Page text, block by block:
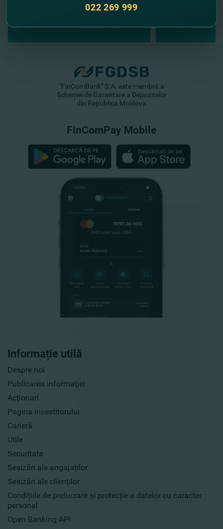
Informație utilă
Despre noi
Publicarea informaţiei
Acţionari
Pagina investitorului
Carieră
Utile
Securitate
Sesizări ale angajaților
Sesizări ale clienților
Condițiile de prelucrare și protecție a datelor cu caracter
personal
Open Banking API
"FinComBank" S.A. este membră a
Schemei de Garantare a Depozitelor
din Republica Moldova
FinComPay Mobile
022 269 999